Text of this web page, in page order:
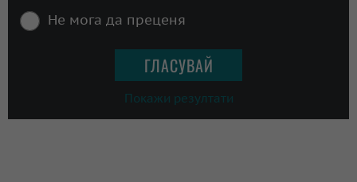
Не мога да преценя
Покажи резултати